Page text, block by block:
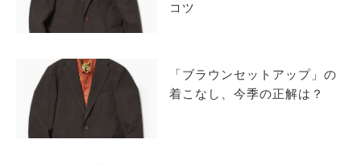
コツ
「ブラウンセットアップ」の
着こなし、今季の正解は？